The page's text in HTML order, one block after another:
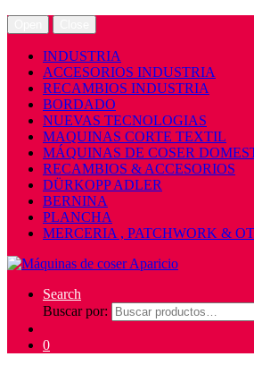
INDUSTRIA
ACCESORIOS INDUSTRIA
RECAMBIOS INDUSTRIA
BORDADO
NUEVAS TECNOLOGIAS
MAQUINAS CORTE TEXTIL
MÁQUINAS DE COSER
RECAMBIOS & ACCESORIOS
DÜRKOPP ADLER
BERNINA
PLANCHA
MERCERIA , PATCHWORK &
Search
Buscar por:
0